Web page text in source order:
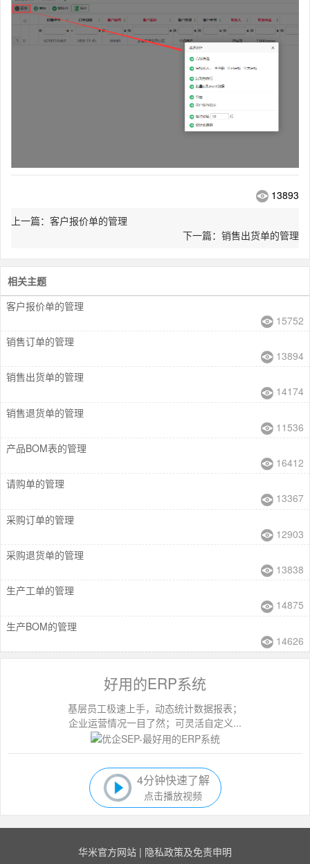
13893
上一篇：客户报价单的管理
下一篇：销售出货单的管理
相关主题
客户报价单的管理
15752
销售订单的管理
13894
销售出货单的管理
14174
销售退货单的管理
11536
产品BOM表的管理
16412
请购单的管理
13367
采购订单的管理
12903
采购退货单的管理
13838
生产工单的管理
14875
生产BOM的管理
14626
好用的ERP系统
基层员工极速上手，动态统计数据报表；
企业运营情况一目了然；可灵活自定义...
4分钟快速了解
点击播放视频
华米官方网站 | 隐私政策及免责申明